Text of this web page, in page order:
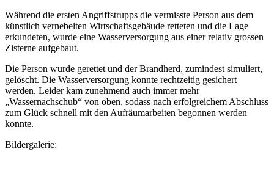
Während die ersten Angriffstrupps die vermisste Person aus dem
künstlich vernebelten Wirtschaftsgebäude retteten und die Lage
erkundeten, wurde eine Wasserversorgung aus einer relativ grossen
Zisterne aufgebaut.
Die Person wurde gerettet und der Brandherd, zumindest simuliert,
gelöscht. Die Wasserversorgung konnte rechtzeitig gesichert
werden. Leider kam zunehmend auch immer mehr
„Wassernachschub“ von oben, sodass nach erfolgreichem Abschluss
zum Glück schnell mit den Aufräumarbeiten begonnen werden
konnte.
Bildergalerie: